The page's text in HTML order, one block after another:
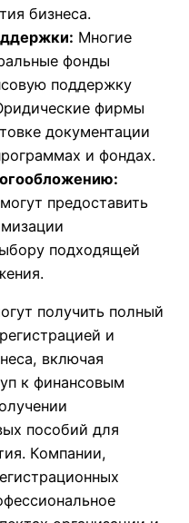
бизнеса.
Многие
фонды
поддержку
фирмы
документации
и фондах.
предоставить
подходящей
получить полный
и
включая
к финансовым
пособий для
Компании,